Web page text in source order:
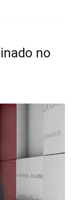
no